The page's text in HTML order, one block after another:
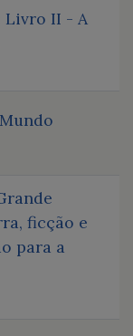
Livro II - A
ficção e
para a